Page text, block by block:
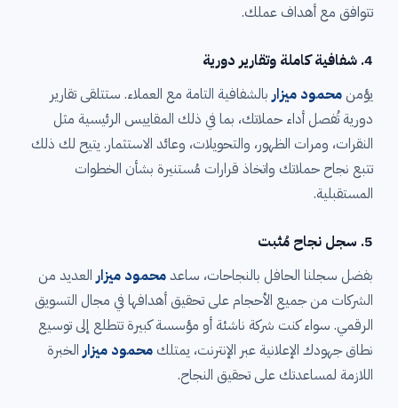
تتوافق مع أهداف عملك.
4. شفافية كاملة وتقارير دورية
يؤمن محمود ميزاربالشفافية التامة مع العملاء. ستتلقى تقارير
دورية تُفصل أداء حملاتك، بما في ذلك المقاييس الرئيسية مثل
النقرات، ومرات الظهور، والتحويلات، وعائد الاستثمار. يتيح لك ذلك
تتبع نجاح حملاتك واتخاذ قرارات مُستنيرة بشأن الخطوات
المستقبلية.
5. سجل نجاح مُثبت
بفضل سجلنا الحافل بالنجاحات، ساعدمحمود ميزارالعديد من
الشركات من جميع الأحجام على تحقيق أهدافها في مجال التسويق
الرقمي. سواء كنت شركة ناشئة أو مؤسسة كبيرة تتطلع إلى توسيع
نطاق جهودك الإعلانية عبر الإنترنت، يمتلك محمود ميزارالخبرة
اللازمة لمساعدتك على تحقيق النجاح.